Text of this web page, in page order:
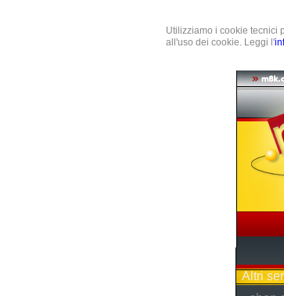
Utilizziamo i cookie tecnici
all'uso dei cookie. Leggi l'
Altri